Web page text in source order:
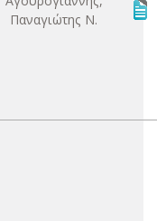
Παναγιώτης Ν.